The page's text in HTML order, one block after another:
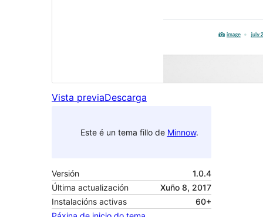
Vista previaDescarga
Este é un tema fillo de Minnow.
Versión
1.0.4
Última actualización
Xuño 8, 2017
Instalacións activas
60+